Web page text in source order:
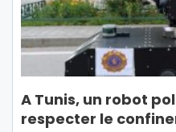
A Tunis, un robot
respecter le